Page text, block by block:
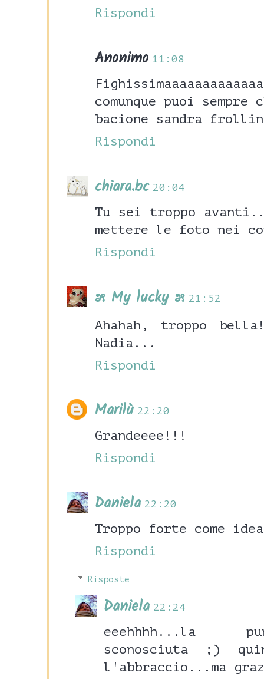
Rispondi
Anonimo 11:08
comunque puoi
bacione sandra
Rispondi
chiara.bc 20:04
Tu sei troppo avanti...
mettere le foto nei
Rispondi
೫ My lucky ೫ 21:52
Ahahah, troppo
Nadia...
Rispondi
Marilù 22:20
Grandeeee!!!
Rispondi
Daniela 22:20
Troppo forte come
Rispondi
Risposte
Daniela 22:24
eeehhhh...la
sconosciuta ;)
l'abbraccio...ma